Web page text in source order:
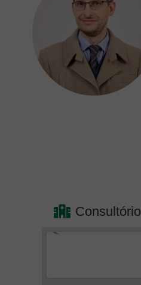
Consultório